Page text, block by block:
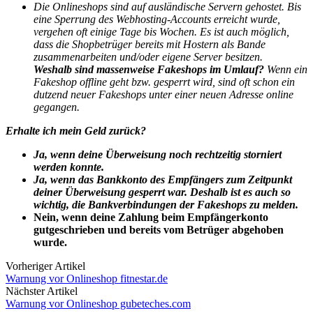
Die Onlineshops sind auf ausländische Servern gehostet. Bis
eine Sperrung des Webhosting-Accounts erreicht wurde,
vergehen oft einige Tage bis Wochen. Es ist auch möglich,
dass die Shopbetrüger bereits mit Hostern als Bande
zusammenarbeiten und/oder eigene Server besitzen.
Weshalb sind massenweise Fakeshops im Umlauf? Wenn ein
Fakeshop offline geht bzw. gesperrt wird, sind oft schon ein
dutzend neuer Fakeshops unter einer neuen Adresse online
gegangen.
Erhalte ich mein Geld zurück?
Ja, wenn deine Überweisung noch rechtzeitig storniert
werden konnte.
Ja, wenn das Bankkonto des Empfängers zum Zeitpunkt
deiner Überweisung gesperrt war. Deshalb ist es auch so
wichtig, die Bankverbindungen der Fakeshops zu melden.
Nein, wenn deine Zahlung beim Empfängerkonto
gutgeschrieben und bereits vom Betrüger abgehoben
wurde.
Vorheriger Artikel
Warnung vor Onlineshop fitnestar.de
Nächster Artikel
Warnung vor Onlineshop gubeteches.com